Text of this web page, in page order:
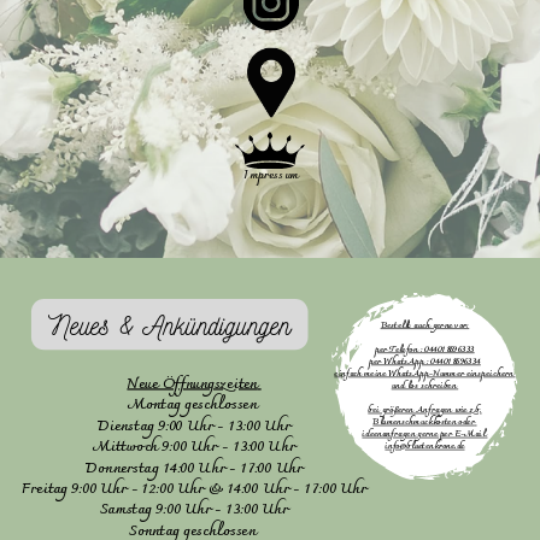
Impressum
Neues & Ankündigungen
Neue Öffnungszeiten
Montag geschlossen
Dienstag 9:00 Uhr - 13:00 Uhr
Mittwoch 9:00 Uhr - 13:00 Uhr
Donnerstag 14:00 Uhr - 17:00 Uhr
Freitag 9:00 Uhr - 12:00 Uhr & 14:00 Uhr - 17:00 Uhr
Samstag 9:00 Uhr - 13:00 Uhr
Sonntag geschlossen
Bestellt auch gerne vor:
per Telefon : 044018596333
per WhatsApp : 044018596334
einfach meine WhatsApp-Nummer einspeichern
und los schreiben
bei größeren Anfragen wie z.b.
Blumenschmuckkosten oder
ideenanfragen gerne per E-Mail
info@bluetenkrone.de